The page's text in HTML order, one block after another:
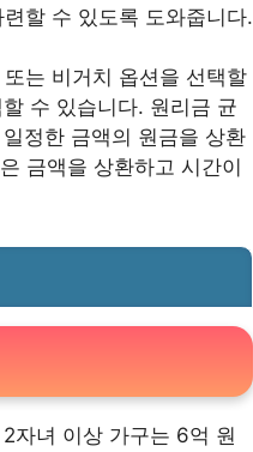
할 수 있도록 도와줍니다.
는 비거치 옵션을 선택할
수 있습니다. 원리금 균
정한 금액의 원금을 상환
금액을 상환하고 시간이
자녀 이상 가구는 6억 원